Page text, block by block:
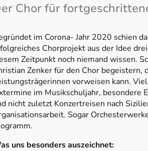
Chor für
im Corona- Jahr 2020 schien
Chorprojekt aus der Idee
Zeitpunkt noch niemand wissen.
Zenker für den Chor
vorweisen kann.
im Musikschuljahr, besondere
nicht zuletzt Konzertreisen nach
Sogar
uns besonders auszeichnet: